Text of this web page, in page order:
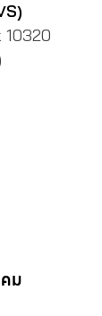
10320
ม